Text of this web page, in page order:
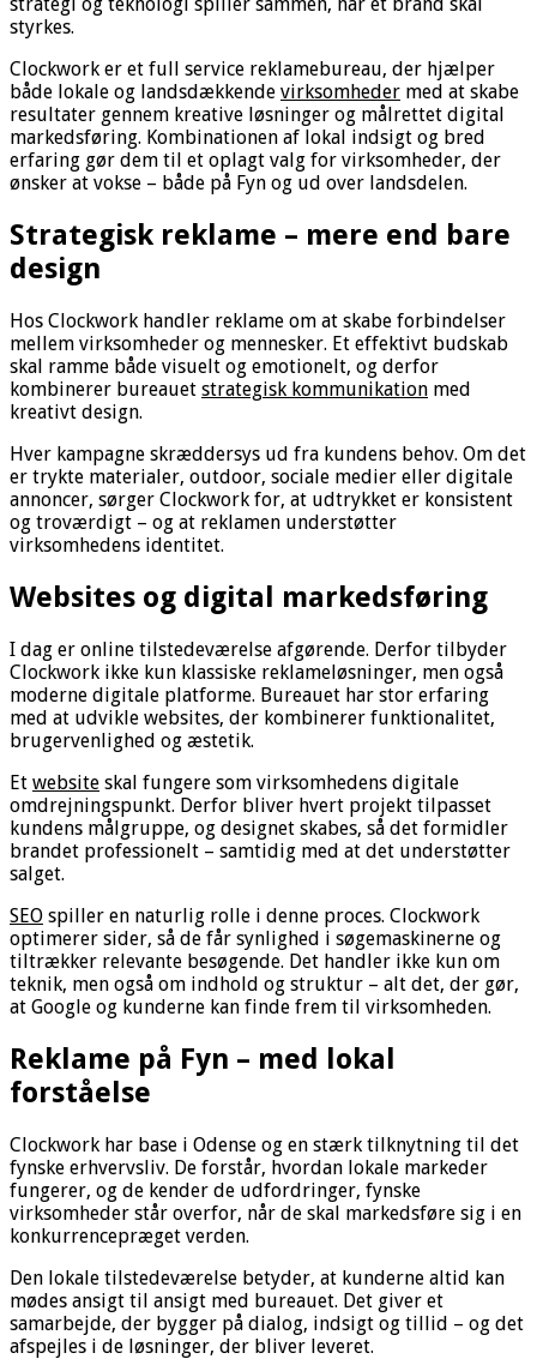
styrkes.
Clockwork er et full service reklamebureau, der hjælper
både lokale og landsdækkende virksomheder med at skabe
resultater gennem kreative løsninger og målrettet digital
markedsføring. Kombinationen af lokal indsigt og bred
erfaring gør dem til et oplagt valg for virksomheder, der
ønsker at vokse – både på Fyn og ud over landsdelen.
Strategisk reklame – mere end bare
design
Hos Clockwork handler reklame om at skabe forbindelser
mellem virksomheder og mennesker. Et effektivt budskab
skal ramme både visuelt og emotionelt, og derfor
kombinerer bureauet strategisk kommunikation med
kreativt design.
Hver kampagne skræddersys ud fra kundens behov. Om det
er trykte materialer, outdoor, sociale medier eller digitale
annoncer, sørger Clockwork for, at udtrykket er konsistent
og troværdigt – og at reklamen understøtter
virksomhedens identitet.
Websites og digital markedsføring
I dag er online tilstedeværelse afgørende. Derfor tilbyder
Clockwork ikke kun klassiske reklameløsninger, men også
moderne digitale platforme. Bureauet har stor erfaring
med at udvikle websites, der kombinerer funktionalitet,
brugervenlighed og æstetik.
Et website skal fungere som virksomhedens digitale
omdrejningspunkt. Derfor bliver hvert projekt tilpasset
kundens målgruppe, og designet skabes, så det formidler
brandet professionelt – samtidig med at det understøtter
salget.
SEO spiller en naturlig rolle i denne proces. Clockwork
optimerer sider, så de får synlighed i søgemaskinerne og
tiltrækker relevante besøgende. Det handler ikke kun om
teknik, men også om indhold og struktur – alt det, der gør,
at Google og kunderne kan finde frem til virksomheden.
Reklame på Fyn – med lokal
forståelse
Clockwork har base i Odense og en stærk tilknytning til det
fynske erhvervsliv. De forstår, hvordan lokale markeder
fungerer, og de kender de udfordringer, fynske
virksomheder står overfor, når de skal markedsføre sig i en
konkurrencepræget verden.
Den lokale tilstedeværelse betyder, at kunderne altid kan
mødes ansigt til ansigt med bureauet. Det giver et
samarbejde, der bygger på dialog, indsigt og tillid – og det
afspejles i de løsninger, der bliver leveret.